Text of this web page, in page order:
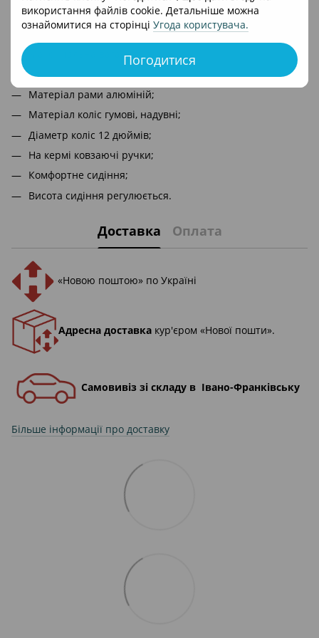
використання файлів cookie. Детальніше можна
ознайомитися на сторінці Угода користувача.
Погодитися
Технічні характеристики біговела MBB 1045-12:
Для дітей від 3-х років;
Максимальна вага дитини 25 кг;
Стильний дизайн;
Матеріал рами алюміній;
Матеріал коліс гумові, надувні;
Діаметр коліс 12 дюймів;
На кермі ковзаючі ручки;
Комфортне сидіння;
Висота сидіння регулюється.
Доставка Оплата
«Новою поштою» по Україні
Адресна доставка кур'єром «Нової пошти».
Самовивіз зі складу в Івано-Франківську
Більше інформації про доставку